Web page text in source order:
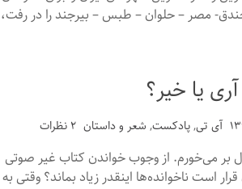
مصر – حلوان – طبس – بیرجند را در رفت،
یا خیر؟
آی تی,پادکست, شعر و داستان ۲ نظرات
بر می‌خورم. از وجوب خواندن کتاب غیر
است ناخوانده‌ها اینقدر زیاد بماند؟ وقتی